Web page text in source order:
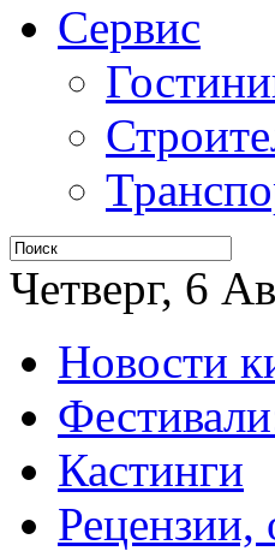
Сервис
Четверг, 6
Новости
Кастинги
Рецензии,